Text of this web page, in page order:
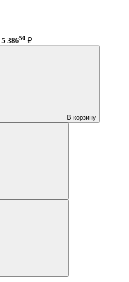
5 38650 ₽
В корзину